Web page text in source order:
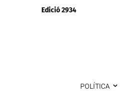
Edició 2934
POLÍTICA